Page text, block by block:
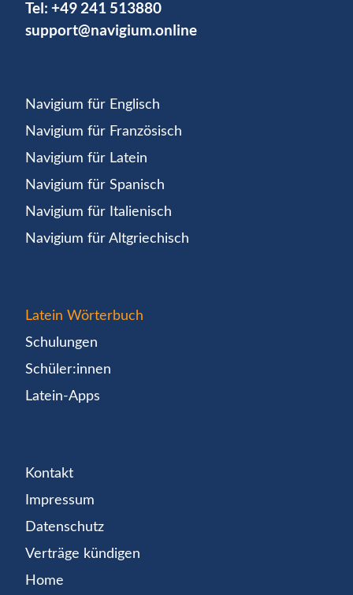
Tel: +49 241 513880
support@navigium.online
Navigium für Englisch
Navigium für Französisch
Navigium für Latein
Navigium für Spanisch
Navigium für Italienisch
Navigium für Altgriechisch
Latein Wörterbuch
Schulungen
Schüler:innen
Latein-Apps
Kontakt
Impressum
Datenschutz
Verträge kündigen
Home